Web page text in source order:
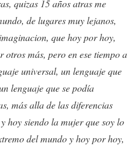
quizas 15 años atras me
de lugares muy lejanos,
que hoy por hoy,
más, pero en ese tiempo a
universal, un lenguaje que
lenguaje que se podía
más alla de las diferencias
hoy siendo la mujer que soy lo
del mundo y hoy por hoy,